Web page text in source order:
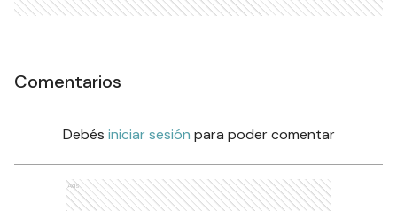
Comentarios
Debés iniciar sesión para poder comentar
Ads